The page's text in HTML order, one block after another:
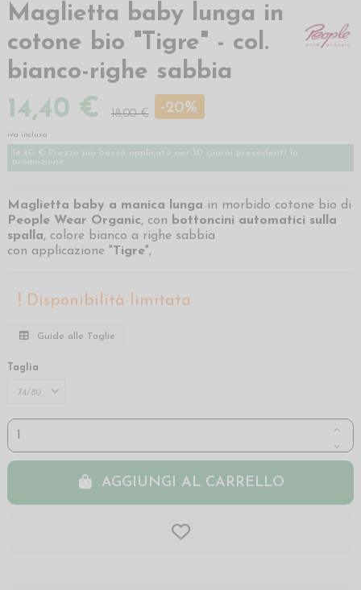
Maglietta baby lunga in
cotone bio "Tigre" - col.
bianco-righe sabbia
14,40 € 18,00 € -20%
iva inclusa
14,40 € Prezzo più basso applicato nei 30 giorni precedenti la
promozione
Maglietta baby a manica lunga in morbido cotone bio di
People Wear Organic, con bottoncini automatici sulla
spalla, colore bianco a righe sabbia
con applicazione "Tigre",
Disponibilità limitata
Guide alle Taglie
Taglia
AGGIUNGI AL CARRELLO